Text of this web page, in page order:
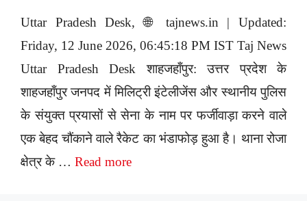
Uttar Pradesh Desk, 🌐 tajnews.in | Updated:
Friday, 12 June 2026, 06:45:18 PM IST Taj News
Uttar Pradesh Desk शाहजहाँपुर: उत्तर प्रदेश के
शाहजहाँपुर जनपद में मिलिट्री इंटेलीजेंस और स्थानीय पुलिस
के संयुक्त प्रयासों से सेना के नाम पर फर्जीवाड़ा करने वाले
एक बेहद चौंकाने वाले रैकेट का भंडाफोड़ हुआ है। थाना रोजा
क्षेत्र के … Read more